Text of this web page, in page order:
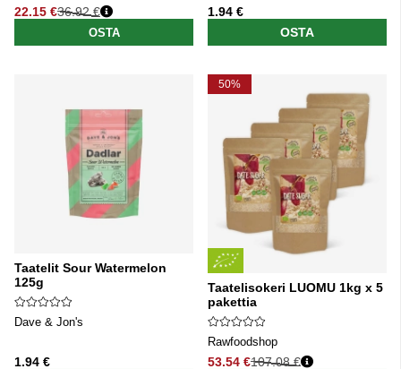
22.15 €
Normaali hinta
36.92 €
OSTA
1.94 €
OSTA
Taatelit Sour Watermelon
125g
Dave & Jon's
1.94 €
50%
Taatelisokeri LUOMU 1kg x 5
pakettia
Rawfoodshop
53.54 €107.08 €